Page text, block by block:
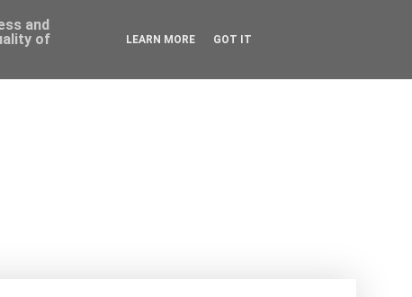
and
of
LEARN MORE GOT IT